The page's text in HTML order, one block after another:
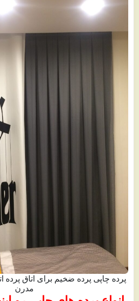
پرده چاپی پرده ضخیم برای اتاق پرده
مدرن